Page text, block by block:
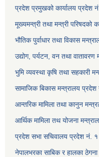
प्रदेश प्रमुखको कार्यालय प्रदेश
मूख्यमन्त्री तथा मन्त्री परिषदको
भौतिक पुर्वाधार तथा विकास
उद्योग, पर्यटन, वन तथा वातावरण
भुमि व्यवस्था कृषि तथा सहकारी
सामाजिक बिकास मन्त्रालय
आन्तरिक मामिला तथा कानुन
आर्थिक मामिला तथ योजना
प्रदेश सभा सचिवालय प्रदेश नं. १
नेपालभरका साबिक र हालका ठेगना